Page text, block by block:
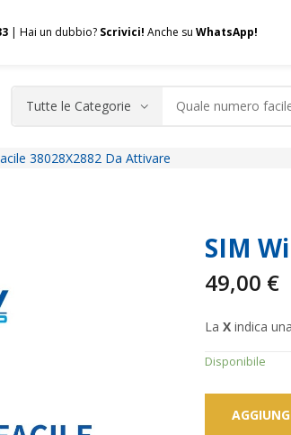
| Hai un dubbio? Scrivici! Anche su WhatsApp!
F.A.Q. Contatti
38028X2882 Da Attivare
SIM
49,00 €
La X indica
Disponibile